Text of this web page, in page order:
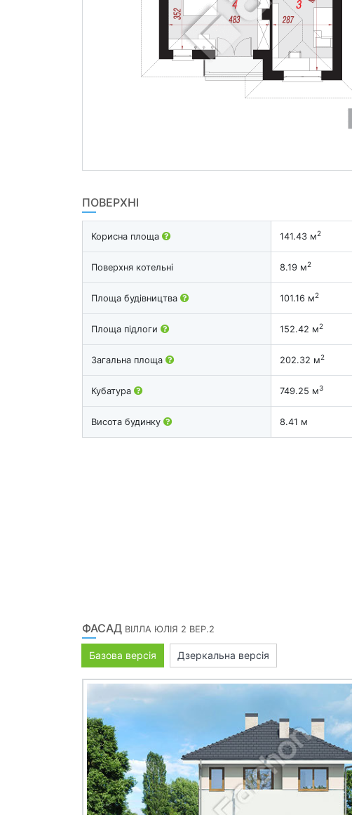
ПОВЕРХНІ
Корисна площа 141.43 м2
Поверхня котельні 8.19 м2
Площа будівництва 101.16 м2
Площа підлоги 152.42 м2
Загальна площа 202.32 м2
Кубатура 749.25 м3
Висота будинку 8.41 м
ФАСАД ВІЛЛА ЮЛІЯ 2 ВЕР.2
Базова версія Дзеркальна версія